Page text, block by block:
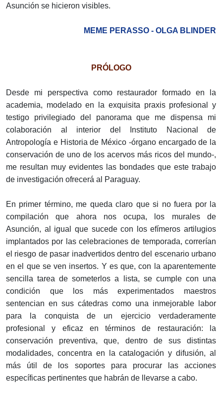
Asunción se hicieron visibles.
MEME PERASSO - OLGA BLINDER
PRÓLOGO
Desde mi perspectiva como restaurador formado en la
academia, modelado en la exquisita praxis profesional y
testigo privilegiado del panorama que me dispensa mi
colaboración al interior del Instituto Nacional de
Antropología e Historia de México -órgano encargado de la
conservación de uno de los acervos más ricos del mundo-,
me resultan muy evidentes las bondades que este trabajo
de investigación ofrecerá al Paraguay.
En primer término, me queda claro que si no fuera por la
compilación que ahora nos ocupa, los murales de
Asunción, al igual que sucede con los efímeros artilugios
implantados por las celebraciones de temporada, correrían
el riesgo de pasar inadvertidos dentro del escenario urbano
en el que se ven insertos. Y es que, con la aparentemente
sencilla tarea de someterlos a lista, se cumple con una
condición que los más experimentados maestros
sentencian en sus cátedras como una inmejorable labor
para la conquista de un ejercicio verdaderamente
profesional y eficaz en términos de restauración: la
conservación preventiva, que, dentro de sus distintas
modalidades, concentra en la catalogación y difusión, al
más útil de los soportes para procurar las acciones
específicas pertinentes que habrán de llevarse a cabo.